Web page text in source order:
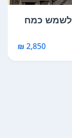
לשמש כמח
2,850 ₪